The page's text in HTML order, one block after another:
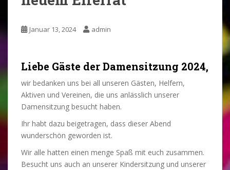
Januar 13, 2024 admin
Liebe Gäste der Damensitzung 2024,
wir bedanken uns bei all unseren Gästen, Helfern,
Aktiven und Vereinen, die uns anlässlich unserer
Damensitzung besucht haben.
Ihr habt dazu beigetragen, dass dieser Abend
wunderschön geworden ist.
Wir alle hatten einen menge Spaß mit euch zusammen.
Besucht uns auch an unserer Kindersitzung und unserer